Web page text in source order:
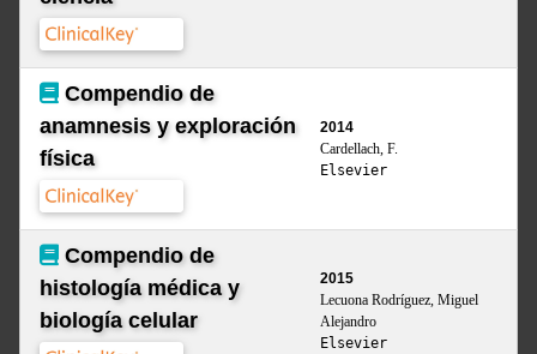
Compendio de
anamnesis y exploración
física
2014
Cardellach, F.
Elsevier
Compendio de
histología médica y
biología celular
2015
Lecuona Rodríguez, Miguel
Alejandro
Elsevier